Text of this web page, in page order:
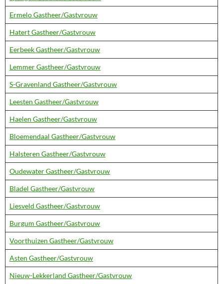
Ermelo Gastheer/Gastvrouw
Hatert Gastheer/Gastvrouw
Eerbeek Gastheer/Gastvrouw
Lemmer Gastheer/Gastvrouw
S-Gravenland Gastheer/Gastvrouw
Leesten Gastheer/Gastvrouw
Haelen Gastheer/Gastvrouw
Bloemendaal Gastheer/Gastvrouw
Halsteren Gastheer/Gastvrouw
Oudewater Gastheer/Gastvrouw
Bladel Gastheer/Gastvrouw
Liesveld Gastheer/Gastvrouw
Burgum Gastheer/Gastvrouw
Voorthuizen Gastheer/Gastvrouw
Asten Gastheer/Gastvrouw
Nieuw-Lekkerland Gastheer/Gastvrouw